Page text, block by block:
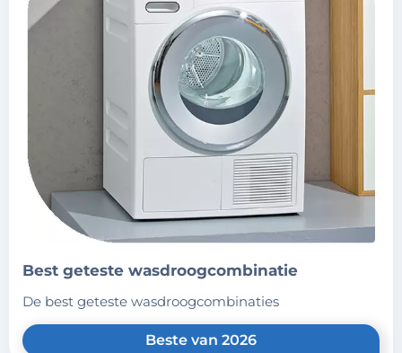
best geteste wasdroogcombinatie
de best geteste wasdroogcombinaties
Beste van 2026